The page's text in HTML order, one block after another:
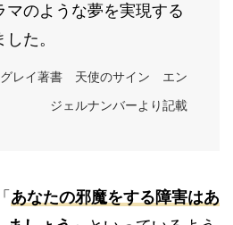
マのような夢を実現する
た。
グレイ著書 天使のサイン エン
ジェルナンバーより記載
あなたの邪魔をする障害はあ